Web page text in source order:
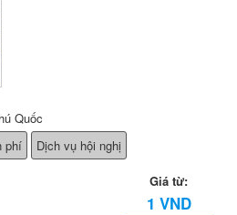
Quốc
phí Dịch vụ hội nghị
Giá từ:
1 VND